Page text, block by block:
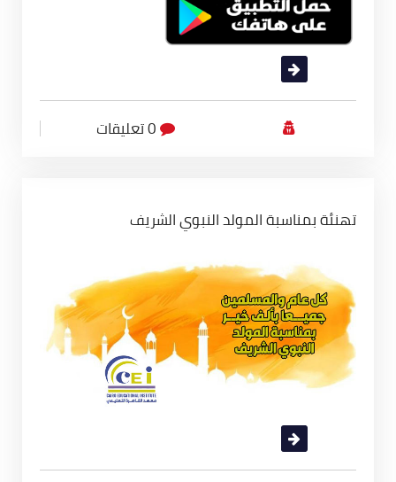
قراءة المزيد
0 تعليقات
تهنئة بمناسبة المولد النبوي الشريف
قراءة المزيد